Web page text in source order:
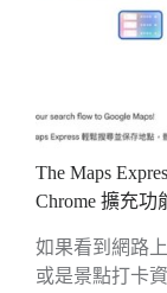
The Maps
Chrome 擴充功
如果看到網路
或是景點打卡